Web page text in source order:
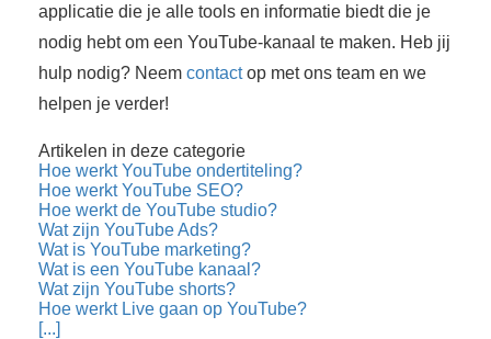
applicatie die je alle tools en informatie biedt die je
nodig hebt om een YouTube-kanaal te maken. Heb jij
hulp nodig? Neem contactop met ons team en we
helpen je verder!
Artikelen in deze categorie
Hoe werkt YouTube ondertiteling?
Hoe werkt YouTube SEO?
Hoe werkt de YouTube studio?
Wat zijn YouTube Ads?
Wat is YouTube marketing?
Wat is een YouTube kanaal?
Wat zijn YouTube shorts?
Hoe werkt Live gaan op YouTube?
[...]